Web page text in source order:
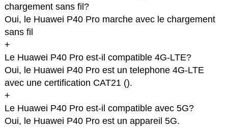
chargement sans fil?
Oui, le Huawei P40 Pro marche avec le chargement
sans fil
+
Le Huawei P40 Pro est-il compatible 4G-LTE?
Oui, le Huawei P40 Pro est un telephone 4G-LTE
avec une certification CAT21 ().
+
Le Huawei P40 Pro est-il compatible avec 5G?
Oui, le Huawei P40 Pro est un appareil 5G.